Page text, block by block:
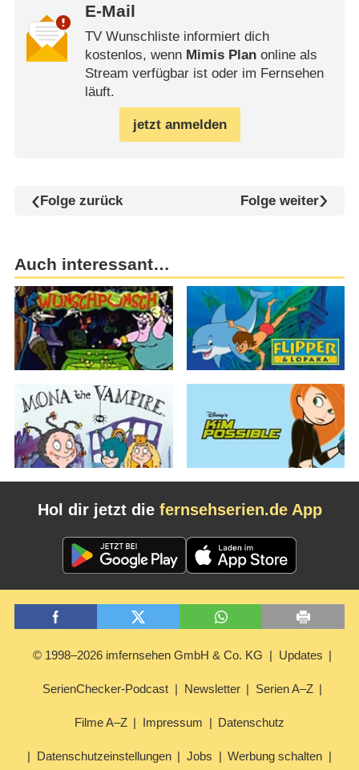
E-Mail
TV Wunschliste informiert dich
kostenlos, wenn Mimis Planonline als
Stream verfügbar ist oder im Fernsehen
läuft.
jetzt anmelden
Folge zurück Folge weiter
Auch interessant…
Hol dir jetzt die fernsehserien.de App
© 1998–2026 imfernsehen GmbH & Co. KG Updates
SerienChecker-Podcast Newsletter Serien A–Z
Filme A–Z Impressum Datenschutz
Datenschutzeinstellungen Jobs Werbung schalten